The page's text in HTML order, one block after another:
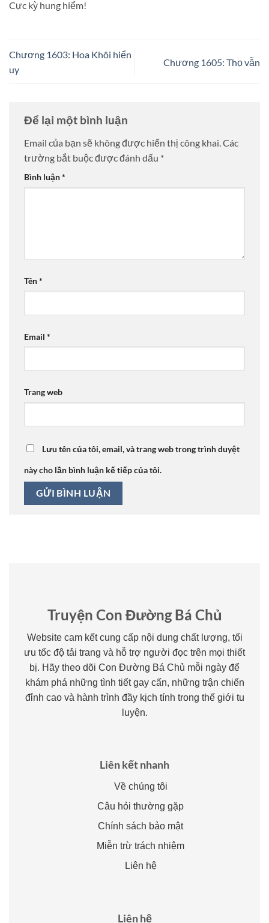
Cực kỳ hung hiểm!
Chương 1603: Hoa Khôi hiển
uy
Chương 1605: Thọ vẫn
Để lại một bình luận
Email của bạn sẽ không được hiển thị công khai.Các
trường bắt buộc được đánh dấu *
Bình luận*
Tên*
Email *
Trang web
Lưu tên của tôi, email, và trang web trong trình duyệt
này cho lần bình luận kế tiếp của tôi.
Truyện Con Đường Bá Chủ
Website cam kết cung cấp nội dung chất lượng, tối
ưu tốc độ tải trang và hỗ trợ người đọc trên mọi thiết
bị. Hãy theo dõi Con Đường Bá Chủ mỗi ngày để
khám phá những tình tiết gay cấn, những trận chiến
đỉnh cao và hành trình đầy kịch tính trong thế giới tu
luyện.
Liên kết nhanh
Về chúng tôi
Câu hỏi thường gặp
Chính sách bảo mật
Miễn trừ trách nhiệm
Liên hệ
Liên hệ